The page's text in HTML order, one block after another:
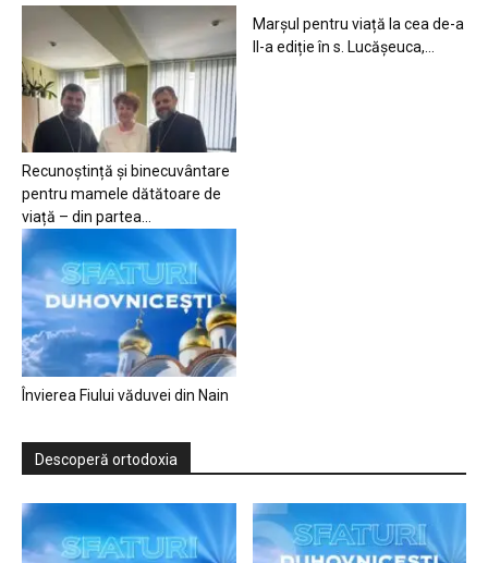
Recunoștință și binecuvântare
pentru mamele dătătoare de
viață – din partea...
Marșul pentru viață la cea de-a
II-a ediție în s. Lucășeuca,...
Învierea Fiului văduvei din Nain
Descoperă ortodoxia